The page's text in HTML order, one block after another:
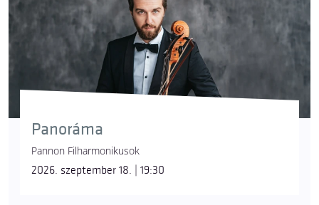
Panoráma
Pannon Filharmonikusok
2026. szeptember 18. | 19:30